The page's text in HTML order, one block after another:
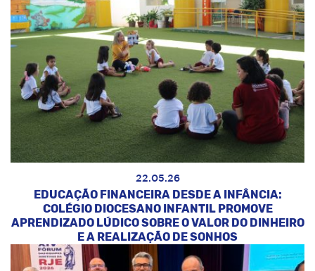
22.05.26
EDUCAÇÃO FINANCEIRA DESDE A INFÂNCIA:
COLÉGIO DIOCESANO INFANTIL PROMOVE
APRENDIZADO LÚDICO SOBRE O VALOR DO DINHEIRO
E A REALIZAÇÃO DE SONHOS